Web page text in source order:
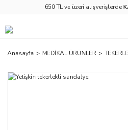
650 TL ve üzeri alışverişlerde
Anasayfa MEDİKAL ÜRÜNLER